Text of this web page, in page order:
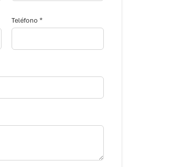
Teléfono *